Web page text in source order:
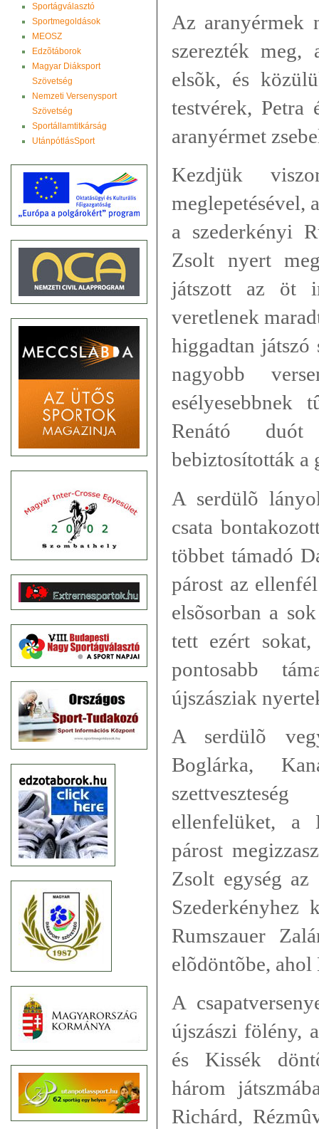
Sportágválasztó
Sportmegoldások
MEOSZ
Edzõtáborok
Magyar Diáksport
Szövetség
Nemzeti Versenysport
Szövetség
Sportállamtitkárság
UtánpótlásSport
Az aranyérmek
szerezték
elsõk, és
testvérek, Petra
aranyérmet
Kezdjük
meglepetésével,
a szederkényi
Zsolt nyert
játszott az öt
veretlenek
higgadtan
nagyobb
esélyesebbnek
Renátó
bebiztosították a
A serdülõ
csata
többet támadó
párost az
elsõsorban a
tett ezért
pontosabb
újszásziak
A serdülõ
Boglárka,
ellenfelüket, a
párost
Zsolt egység
Rumszauer
elõdöntõbe,
A
újszászi fölény,
és Kissék
három
Richárd,